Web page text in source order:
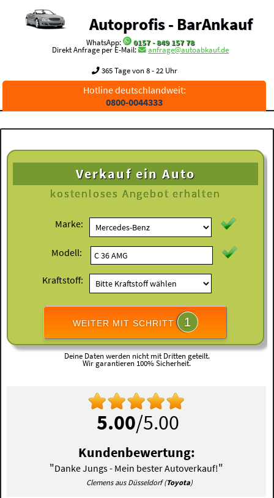
Autoprofis - BarAnkauf
WhatsApp:
0157 - 849 157 78
Direkt Anfrage per E-Mail:
anfrage@autoabkauf.de
365 Tage von 8 - 22 Uhr
Hotline deutschlandweit:
0800-0044333
Verkauf ein Auto
kostenloses Angebot erhalten
Marke:
Modell:
Kraftstoff:
WEITER MIT SCHRITT 1
Deine Daten werden nicht mit Dritten geteilt.
Wir garantieren 100% Sicherheit.
5.00/5.00
Kundenbewertung:
"Danke Jungs - Mein bester Autoverkauf!"
Clemens aus Düsseldorf (Toyota)